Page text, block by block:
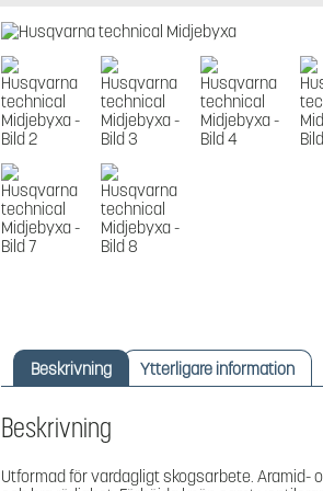
Beskrivning Ytterligare information
Beskrivning
Utformad för vardagligt skogsarbete. Aramid-